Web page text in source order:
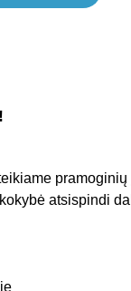
atsispindi